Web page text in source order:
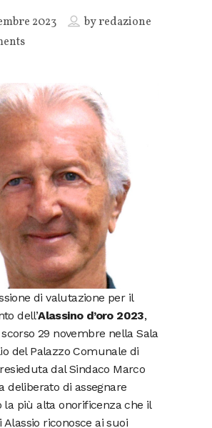
2023 byredazione
di valutazione per il
dell’Alassino d’oro 2023,
29 novembre nella Sala
del Palazzo Comunale di
dal Sindaco Marco
deliberato di assegnare
la più alta onorificenza che il
riconosce ai suoi